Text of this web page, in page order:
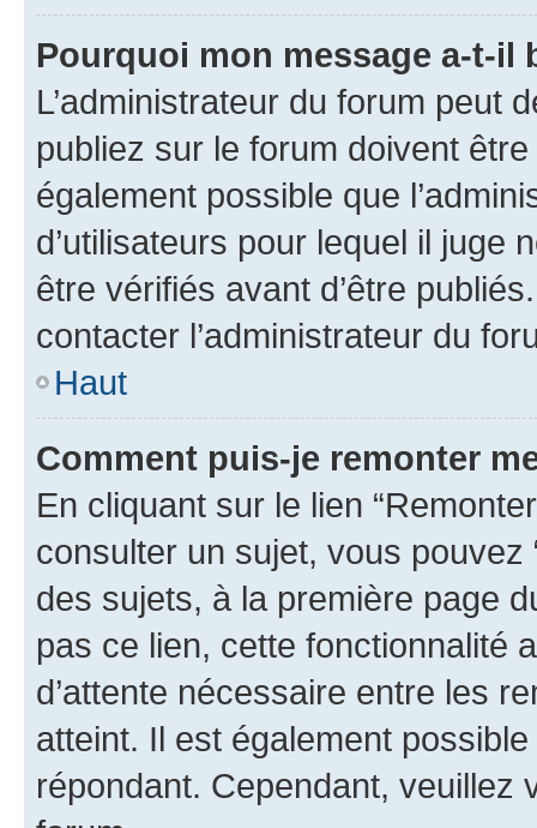
Pourquoi mon message a-t-il
L’administrateur du forum peut
publiez sur le forum doivent
également possible que
d’utilisateurs pour lequel il juge
être vérifiés avant d’être
contacter l’administrateur du
Haut
Comment puis-je remonter
En cliquant sur le lien
consulter un sujet, vous pouvez
des sujets, à la première page
pas ce lien, cette fonctionnalité
d’attente nécessaire entre les
atteint. Il est également
répondant. Cependant,